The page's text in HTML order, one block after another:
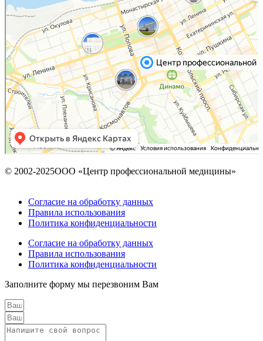
© 2002-2025ООО «Центр профессиональной медицины»
Согласие на обработку данных
Правила использования
Политика конфиденциальности
Согласие на обработку данных
Правила использования
Политика конфиденциальности
Заполните форму мы перезвоним Вам